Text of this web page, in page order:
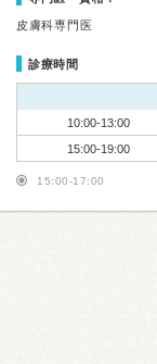
皮膚科専門医
診療時間
10:00-13:00
15:00-19:00
15:00-17:00